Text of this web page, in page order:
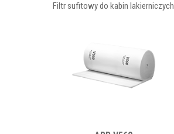
Filtr sufitowy do kabin lakierniczych